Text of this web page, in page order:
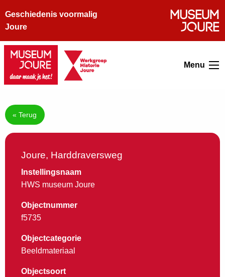
Geschiedenis voormalig
Joure
Menu
« Terug
Joure, Harddraversweg
Instellingsnaam
HWS museum Joure
Objectnummer
f5735
Objectcategorie
Beeldmateriaal
Objectsoort